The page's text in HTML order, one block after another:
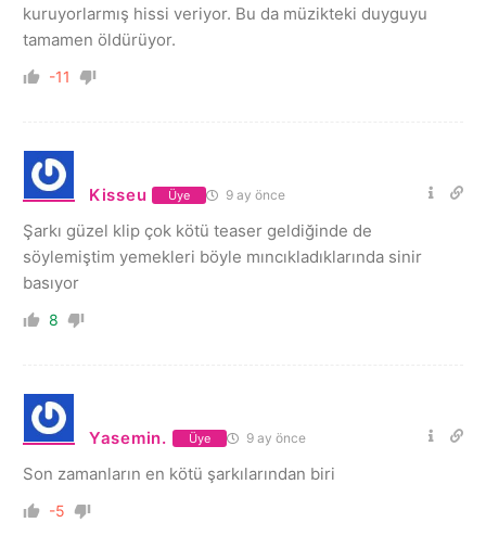
kuruyorlarmış hissi veriyor. Bu da müzikteki duyguyu
tamamen öldürüyor.
-11
Kisseu Üye 9 ay önce
Şarkı güzel klip çok kötü teaser geldiğinde de
söylemiştim yemekleri böyle mıncıkladıklarında sinir
basıyor
8
Yasemin. Üye 9 ay önce
Son zamanların en kötü şarkılarından biri
-5